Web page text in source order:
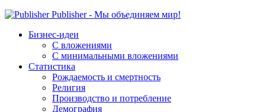
Publisher - Мы объединяем мир!
Бизнес-идеи
С вложениями
С минимальными вложениями
Статистика
Рождаемость и смертность
Религия
Производство и потребление
Демография